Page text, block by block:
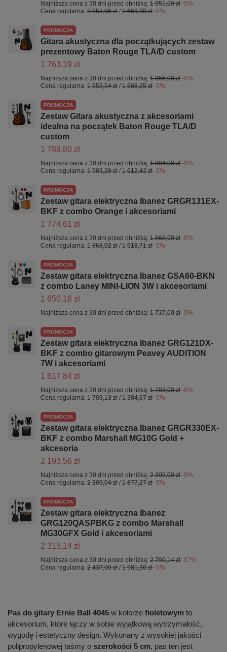
Najniższa cena z 30 dni przed obniżką: 1 951,00 zł -5%
Cena regularna: 2 053,96 zł / 1 669,90 zł -5%
PROMOCJA
Gitara akustyczna dla początkujących zestaw
prezentowy Baton Rouge TLA/D custom
1 763,19 zł
Najniższa cena z 30 dni przed obniżką: 1 856,00 zł -5%
Cena regularna: 1 953,54 zł / 1 588,25 zł -5%
PROMOCJA
Zestaw Gitara akustyczna z akcesoriami
idealna na początek Baton Rouge TLA/D
custom
1 789,80 zł
Najniższa cena z 30 dni przed obniżką: 1 884,00 zł -5%
Cena regularna: 1 983,28 zł / 1 612,42 zł -5%
PROMOCJA
Zestaw gitara elektryczna Ibanez GRGR131EX-
BKF z combo Orange i akcesoriami
1 774,61 zł
Najniższa cena z 30 dni przed obniżką: 1 868,00 zł -5%
Cena regularna: 1 868,02 zł / 1 518,71 zł -5%
PROMOCJA
Zestaw gitara elektryczna Ibanez GSA60-BKN
z combo Laney MINI-LION 3W i akcesoriami
1 650,16 zł
Najniższa cena z 30 dni przed obniżką: 1 737,00 zł -5%
PROMOCJA
Zestaw gitara elektryczna Ibanez GRG121DX-
BKF z combo gitarowym Peavey AUDITION
7W i akcesoriami
1 617,84 zł
Najniższa cena z 30 dni przed obniżką: 1 703,00 zł -5%
Cena regularna: 1 703,13 zł / 1 384,67 zł -5%
PROMOCJA
Zestaw gitara elektryczna Ibanez GRGR330EX-
BKF z combo Marshall MG10G Gold +
akcesoria
2 193,56 zł
Najniższa cena z 30 dni przed obniżką: 2 309,00 zł -5%
Cena regularna: 2 309,04 zł / 1 877,27 zł -5%
PROMOCJA
Zestaw gitara elektryczna Ibanez
GRG120QASPBKG z combo Marshall
MG30GFX Gold i akcesoriami
2 315,14 zł
Najniższa cena z 30 dni przed obniżką: 2 790,14 zł -17%
Cena regularna: 2 437,00 zł / 1 981,30 zł -5%
Pas do gitary Ernie Ball 4045 w kolorze fioletowym to
akcesorium, które łączy w sobie wyjątkową wytrzymałość,
wygodę i estetyczny design. Wykonany z wysokiej jakości
polipropylenowej taśmy o szerokości 5 cm, pas ten jest